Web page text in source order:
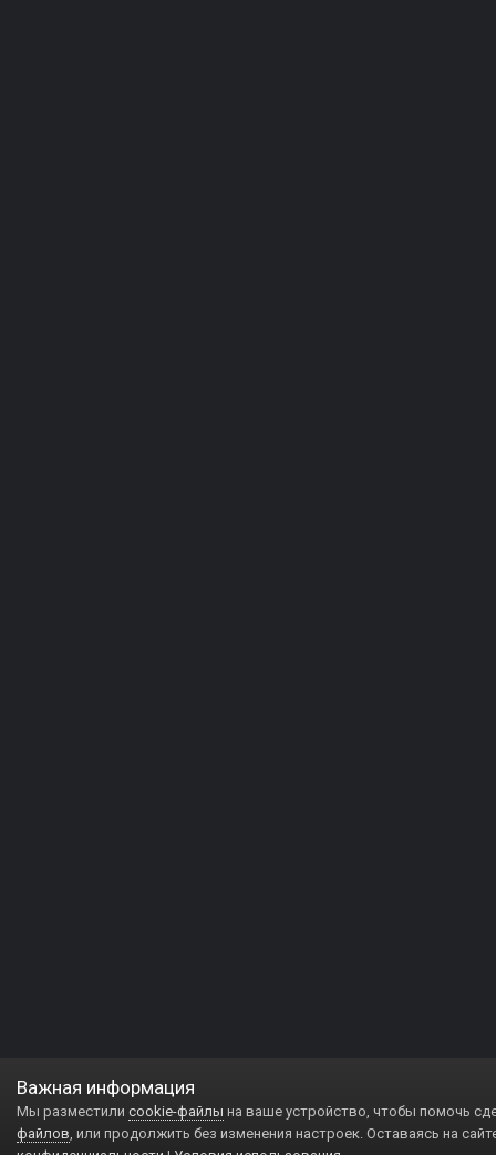
Важная информация
Мы разместили cookie-файлы на ваше устройство, чтобы помочь
файлов, или продолжить без изменения настроек. Оставаясь на